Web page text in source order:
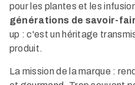
pour les plantes et les
générations de savoir-
up : c'est un héritage
produit.
La mission de la marque :